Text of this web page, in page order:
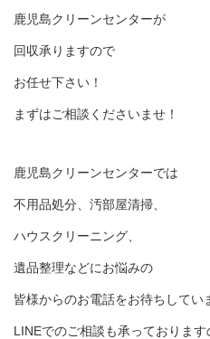
鹿児島クリーンセンターが
回収承りますので
お任せ下さい！
まずはご相談くださいませ！
鹿児島クリーンセンターでは
不用品処分、汚部屋清掃、
ハウスクリーニング、
遺品整理などにお悩みの
皆様からのお電話をお待ちしてい
LINEでのご相談も承っております